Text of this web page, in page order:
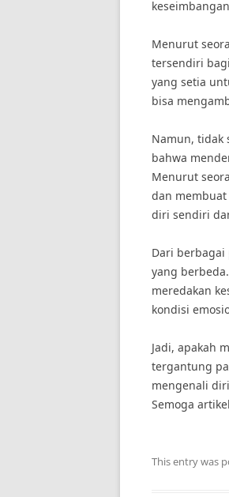
Menurut
tersendiri
yang setia
bisa
Namun, tidak
bahwa
Menurut
dan
diri sendiri
Dari
yang
meredakan
kondisi
Jadi, apakah
tergantung
mengenali
Semoga
This entry was